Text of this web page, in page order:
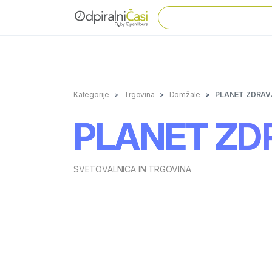
Kategorije Trgovina Domžale PLANET
PLANET
SVETOVALNICA IN TRGOVINA